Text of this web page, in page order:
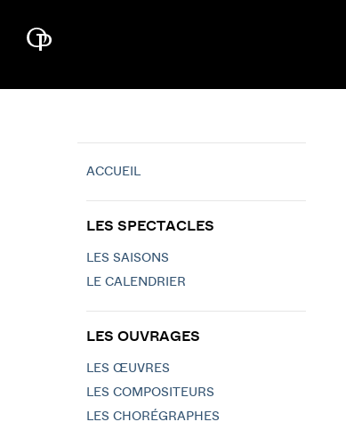
ACCUEIL
LES SPECTACLES
LES SAISONS
LE CALENDRIER
LES OUVRAGES
LES ŒUVRES
LES COMPOSITEURS
LES CHORÉGRAPHES